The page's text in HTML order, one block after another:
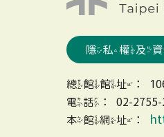
隱私權及
總館館址：
電話：02-2755-
本館網址：